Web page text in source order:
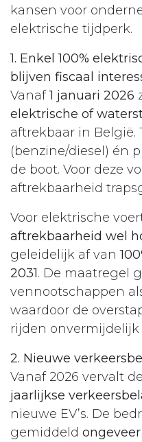
kansen voor
elektrische tijdperk.
1. Enkel 100%
blijven fiscaal
Vanaf1 januari 2026
elektrische of
aftrekbaar in
(benzine/diesel) én
de boot. Voor deze
aftrekbaarheid
Voor elektrische
aftrekbaarheid wel
geleidelijk af van
2031. De maatregel
vennootschappen
waardoor de
rijden onvermijdelijk
2. Nieuwe
Vanaf 2026 vervalt de
jaarlijkse
nieuwe EV’s. De
gemiddeld